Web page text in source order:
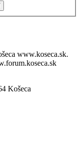
www.koseca.sk.
Košeca